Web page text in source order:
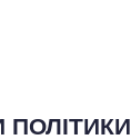
ПОЛІТИКИ